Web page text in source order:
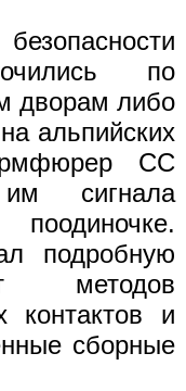
по
дворам либо
альпийских
СС
сигнала
подробную
методов
контактов и
сборные